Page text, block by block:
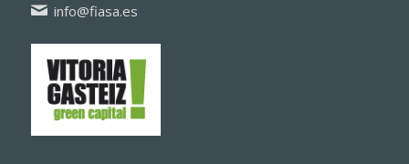
info@fiasa.es